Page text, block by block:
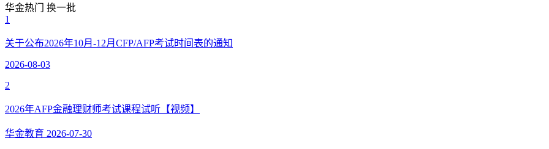
华金热门
换一批
1
关于公布2026年10月-12月CFP/AFP考试时间表的通知
2026-08-03
2
2026年AFP金融理财师考试课程试听【视频】
华金教育 2026-07-30